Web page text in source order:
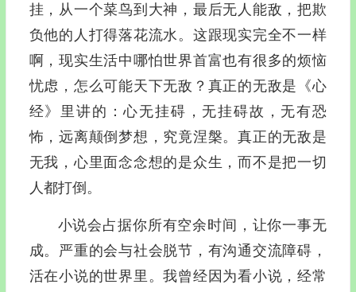
挂，从一个菜鸟到大神，最后无人能敌，把欺
负他的人打得落花流水。这跟现实完全不一样
啊，现实生活中哪怕世界首富也有很多的烦恼
忧虑，怎么可能天下无敌？真正的无敌是《心
经》里讲的：心无挂碍，无挂碍故，无有恐
怖，远离颠倒梦想，究竟涅槃。真正的无敌是
无我，心里面念念想的是众生，而不是把一切
人都打倒。
小说会占据你所有空余时间，让你一事无
成。严重的会与社会脱节，有沟通交流障碍，
活在小说的世界里。我曾经因为看小说，经常